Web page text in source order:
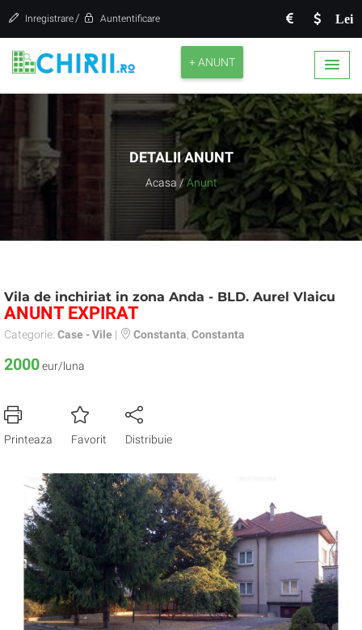
Lei
Inregistrare / Auntentificare
+ ANUNT
DETALII ANUNT
Acasa / Anunt
Vila de inchiriat in zona Anda - BLD. Aurel Vlaicu
ANUNT EXPIRAT
Categorie: Case - Vile | Constanta Constanta
2000eur/luna
Printeaza Favorit Distribuie